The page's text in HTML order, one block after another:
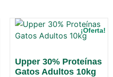
¡Oferta!
Upper 30% Proteínas
Gatos Adultos 10kg